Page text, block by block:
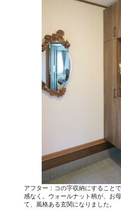
アフター：コの字収納にすること
感なく。ウォールナット柄が、お
て、風格ある玄関になりました。